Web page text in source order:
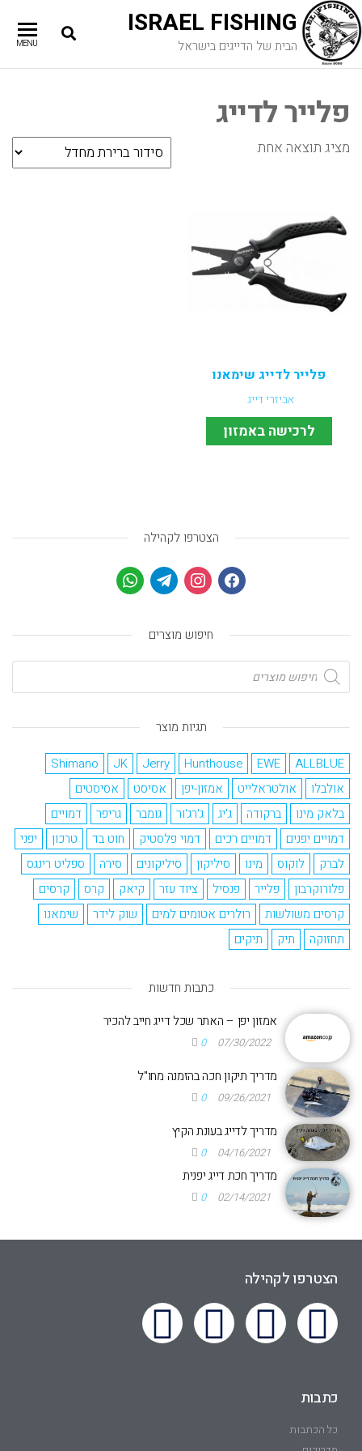
ISRAEL FISHING
הבית של הדייגים בישראל MENU
פלייר לדייג
מציג תוצאה אחת
פלייר לדייג שימאנו
אביזרי דייג
לרכישה באמזון
הצטרפו לקהילה
חיפוש מוצרים
תגיות מוצר
ALLBLUE
EWE
Hunthouse
Jerry
JK
Shimano
אולבלו
אולטראלייט אמזון-יפן אסיסט
אסיסטים
בלאק מינו
ברקודה ג'יג ג'רג'ור גומבר גריפר
דמויים
דמויים יפנים
דמויים רכים דמוי פלסטיק חוט בד טרכון
יפני
לברק
לוקוס מינו סיליקון סיליקונים סירה
ספליט רינגס
פלורוקרבון
פלייר פנסיל ציוד עזר קיאק קרס
קרסים
קרסים משולשות
רולרים אטומים למים שוק לידר
שימאנו
תחזוקה
תיק תיקים
כתבות חדשות
אמזון יפן – האתר שכל דייג חייב להכיר
07/30/2022
0
מדריך תיקון חכה בהזמנה מחו"ל
09/26/2021
0
מדריך לדייג בעונת הקיץ
04/16/2021
0
מדריך חכת דייג יפנית
02/14/2021
0
הצטרפו לקהילה
כתבות
כל הכתבות